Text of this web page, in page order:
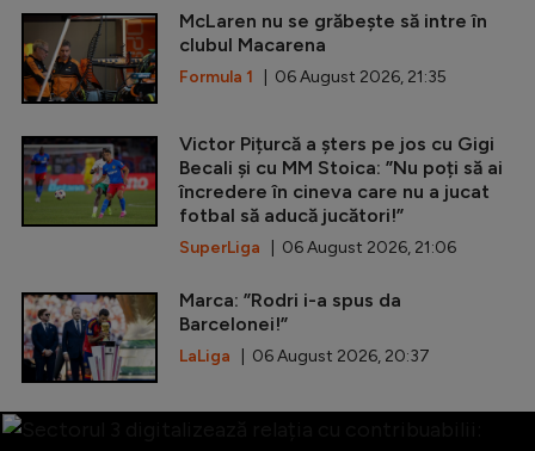
McLaren nu se grăbește să intre în
clubul Macarena
Formula 1 | 06 August 2026, 21:35
Victor Pițurcă a șters pe jos cu Gigi
Becali și cu MM Stoica: ”Nu poți să ai
încredere în cineva care nu a jucat
fotbal să aducă jucători!”
SuperLiga | 06 August 2026, 21:06
Marca: ”Rodri i-a spus da
Barcelonei!”
LaLiga | 06 August 2026, 20:37